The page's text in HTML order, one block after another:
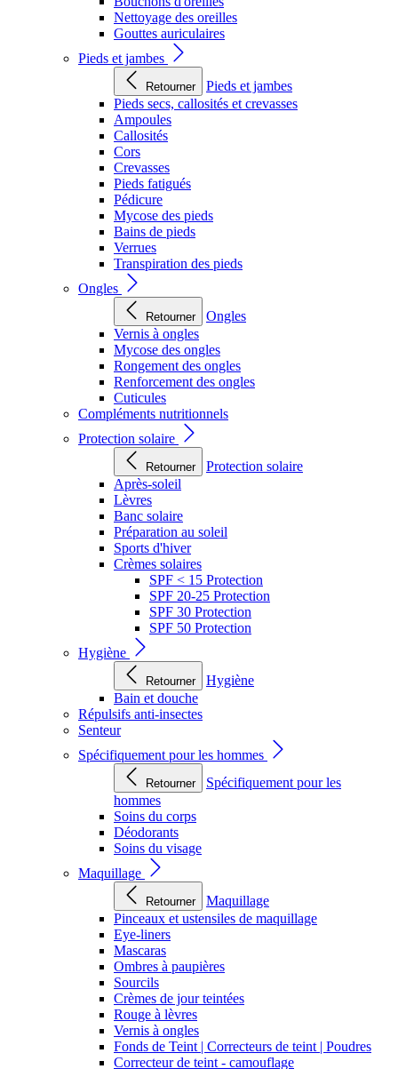
Nettoyage des oreilles
Gouttes auriculaires
Pieds et jambes
Retourner
Pieds et jambes
Pieds secs, callosités et crevasses
Ampoules
Callosités
Cors
Crevasses
Pieds fatigués
Pédicure
Mycose des pieds
Bains de pieds
Verrues
Transpiration des pieds
Ongles
Retourner
Ongles
Vernis à ongles
Mycose des ongles
Rongement des ongles
Renforcement des ongles
Cuticules
Compléments nutritionnels
Protection solaire
Retourner
Protection solaire
Après-soleil
Lèvres
Banc solaire
Préparation au soleil
Sports d'hiver
Crèmes solaires
SPF < 15 Protection
SPF 20-25 Protection
SPF 30 Protection
SPF 50 Protection
Hygiène
Retourner
Hygiène
Bain et douche
Répulsifs anti-insectes
Senteur
Spécifiquement pour les hommes
Retourner
Spécifiquement pour les
hommes
Soins du corps
Déodorants
Soins du visage
Maquillage
Retourner
Maquillage
Pinceaux et ustensiles de maquillage
Eye-liners
Mascaras
Ombres à paupières
Sourcils
Crèmes de jour teintées
Rouge à lèvres
Vernis à ongles
Fonds de Teint | Correcteurs de teint | Poudres
Correcteur de teint - camouflage